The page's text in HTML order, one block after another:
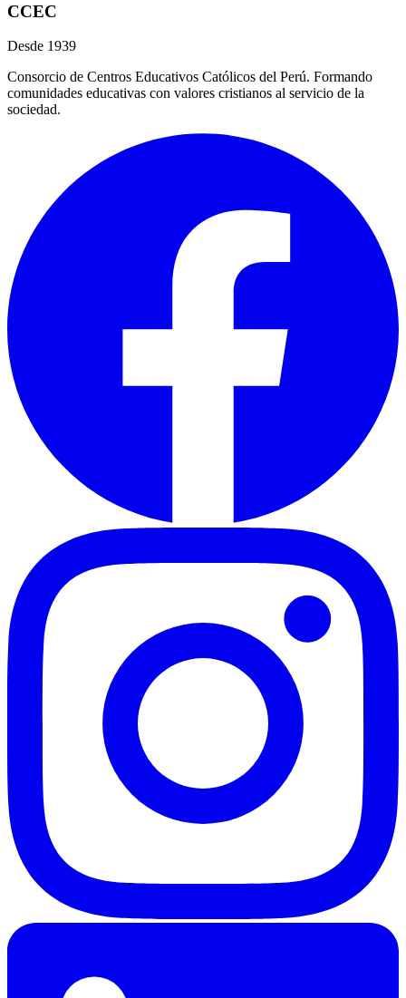
CCEC
Desde 1939
Consorcio de Centros Educativos Católicos del Perú. Formando
comunidades educativas con valores cristianos al servicio de la
sociedad.